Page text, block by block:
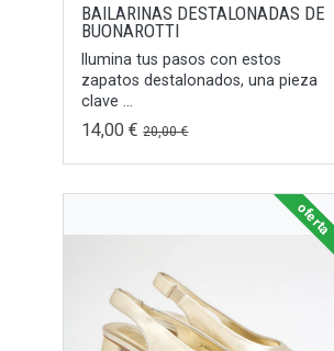
BAILARINAS DESTALONADAS DE
BUONAROTTI
Ilumina tus pasos con estos
zapatos destalonados, una pieza
clave ...
14,00 €20,00 €
oferta